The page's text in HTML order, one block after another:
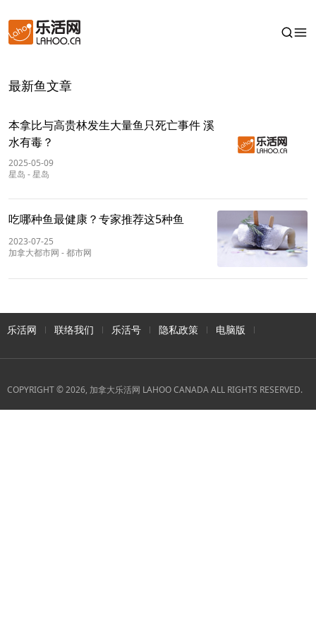
最新鱼文章
本拿比与高贵林发生大量鱼只死亡事件 溪
水有毒？
2025-05-09
星岛 -星岛
吃哪种鱼最健康？专家推荐这5种鱼
2023-07-25
加拿大都市网 -都市网
乐活网 联络我们 乐活号 隐私政策 电脑版
COPYRIGHT © 2026, 加拿大乐活网 LAHOO CANADA ALL RIGHTS RESERVED.